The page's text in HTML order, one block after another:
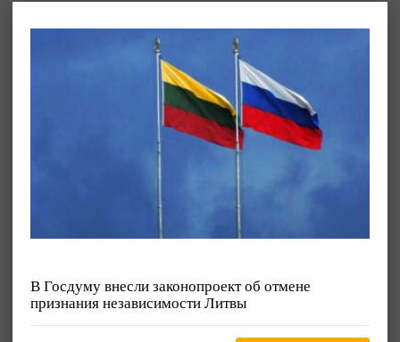
В Госдуму внесли законопроект об отмене
признания независимости Литвы